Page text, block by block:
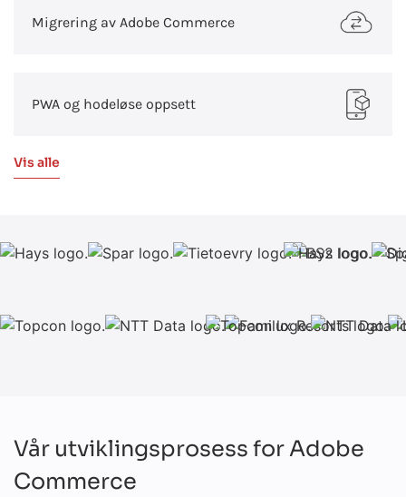
Migrering av Adobe Commerce
PWA og hodeløse oppsett
Vis alle
Vår utviklingsprosess for Adobe
Commerce